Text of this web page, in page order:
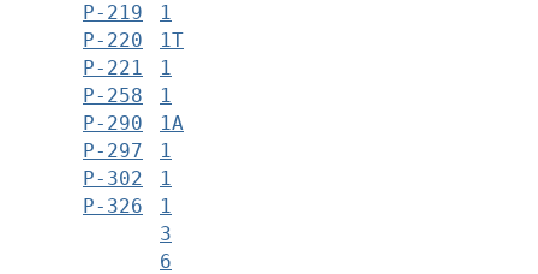
Р-219
1
Р-220
1Т
Р-221
1
Р-258
1
Р-290
1А
Р-297
1
Р-302
1
Р-326
1
3
6